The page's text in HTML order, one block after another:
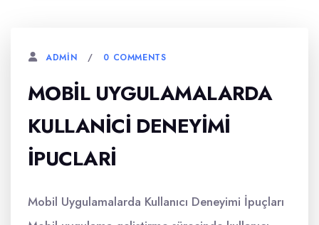
ADMIN 0 COMMENTS
MOBIL UYGULAMALARDA
KULLANICI DENEYIMI
İPUCLARI
Mobil Uygulamalarda Kullanıcı Deneyimi İpuçları